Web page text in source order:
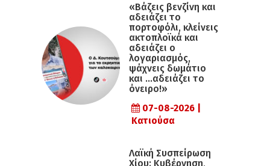
«Βάζεις βενζίνη και
αδειάζει το
πορτοφόλι, κλείνεις
ακτοπλοϊκά και
αδειάζει ο
λογαριασμός,
ψάχνεις δωμάτιο
και …αδειάζει το
όνειρο!»
07-08-2026 |
Κατιούσα
Λαϊκή Συσπείρωση
Χίου: Κυβέρνηση,